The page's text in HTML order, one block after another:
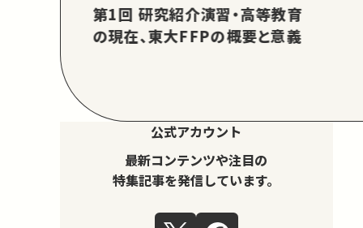
第1回 研究紹介演習・高等教育
の現在、東大FFPの概要と意義
公式アカウント
最新コンテンツや注目の
特集記事を発信しています。